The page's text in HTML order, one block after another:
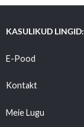
KASULIKUD LINGID:
E-Pood
Kontakt
Meie Lugu